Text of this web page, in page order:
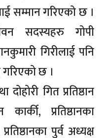
सम्मान गरिएको छ ।
सदस्यहरु गोपी
गिरीलाई पनि
गरिएको छ ।
दोहोरी गित प्रतिष्ठान
प्रतिष्ठानका
पुर्व अध्यक्ष